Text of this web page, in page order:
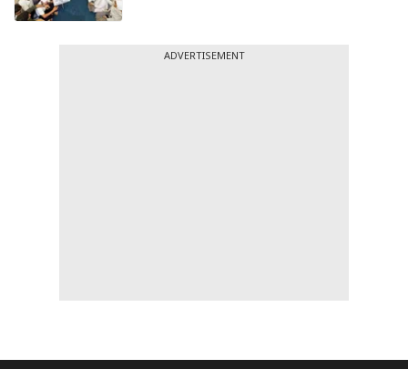
ADVERTISEMENT